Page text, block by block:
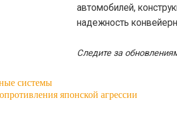
автомобилей,
надежность
Следите за
системы
японской агрессии